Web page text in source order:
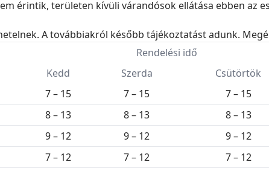
érintik, területen kívüli várandósok ellátása ebben az
A továbbiakról később tájékoztatást adunk.
Rendelési idő
Kedd Szerda Csütörtök
7 – 15 7 – 15 7 – 15
8 – 13 8 – 13 8 – 13
9 – 12 9 – 12 9 – 12
7 – 12 7 – 12 7 – 12